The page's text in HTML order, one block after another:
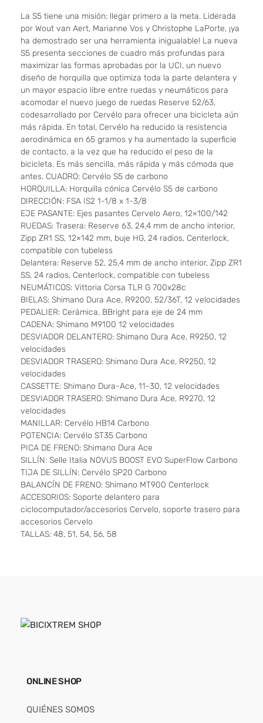
La S5 tiene una misión: llegar primero a la meta. Liderada
por Wout van Aert, Marianne Vos y Christophe LaPorte, ¡ya
ha demostrado ser una herramienta inigualable! La nueva
S5 presenta secciones de cuadro más profundas para
maximizar las formas aprobadas por la UCI, un nuevo
diseño de horquilla que optimiza toda la parte delantera y
un mayor espacio libre entre ruedas y neumáticos para
acomodar el nuevo juego de ruedas Reserve 52/63,
codesarrollado por Cervélo para ofrecer una bicicleta aún
más rápida. En total, Cervélo ha reducido la resistencia
aerodinámica en 65 gramos y ha aumentado la superficie
de contacto, a la vez que ha reducido el peso de la
bicicleta. Es más sencilla, más rápida y más cómoda que
antes. CUADRO: Cervélo S5 de carbono
HORQUILLA: Horquilla cónica Cervélo S5 de carbono
DIRECCIÓN: FSA IS2 1-1/8 x 1-3/8
EJE PASANTE: Ejes pasantes Cervelo Aero, 12×100/142
RUEDAS: Trasera: Reserve 63, 24,4 mm de ancho interior,
Zipp ZR1 SS, 12×142 mm, buje HG, 24 radios, Centerlock,
compatible con tubeless
Delantera: Reserve 52, 25,4 mm de ancho interior, Zipp ZR1
SS, 24 radios, Centerlock, compatible con tubeless
NEUMÁTICOS: Vittoria Corsa TLR G 700x28c
BIELAS: Shimano Dura Ace, R9200, 52/36T, 12 velocidades
PEDALIER: Cerámica, BBright para eje de 24 mm
CADENA: Shimano M9100 12 velocidades
DESVIADOR DELANTERO: Shimano Dura Ace, R9250, 12
velocidades
DESVIADOR TRASERO: Shimano Dura Ace, R9250, 12
velocidades
CASSETTE: Shimano Dura-Ace, 11-30, 12 velocidades
DESVIADOR TRASERO: Shimano Dura Ace, R9270, 12
velocidades
MANILLAR: Cervélo HB14 Carbono
POTENCIA: Cervélo ST35 Carbono
PICA DE FRENO: Shimano Dura Ace
SILLÍN: Selle Italia NOVUS BOOST EVO SuperFlow Carbono
TIJA DE SILLÍN: Cervélo SP20 Carbono
BALANCÍN DE FRENO: Shimano MT900 Centerlock
ACCESORIOS: Soporte delantero para
ciclocomputador/accesorios Cervelo, soporte trasero para
accesorios Cervelo
TALLAS: 48, 51, 54, 56, 58
ONLINE SHOP
QUIÉNES SOMOS